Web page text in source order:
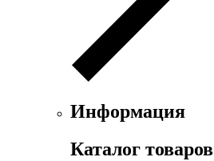
Информация
Каталог товаров